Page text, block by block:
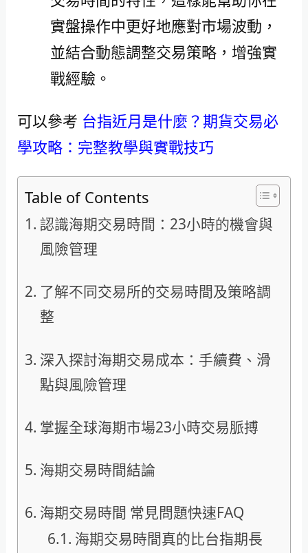
實盤操作中更好地應對市場波動，
並結合動態調整交易策略，增強實
戰經驗。
可以參考 台指近月是什麼？期貨交易必
學攻略：完整教學與實戰技巧
Table of Contents
認識海期交易時間：23小時的機會與
風險管理
了解不同交易所的交易時間及策略調
整
深入探討海期交易成本：手續費、滑
點與風險管理
掌握全球海期市場23小時交易脈搏
海期交易時間結論
海期交易時間 常見問題快速FAQ
海期交易時間真的比台指期長